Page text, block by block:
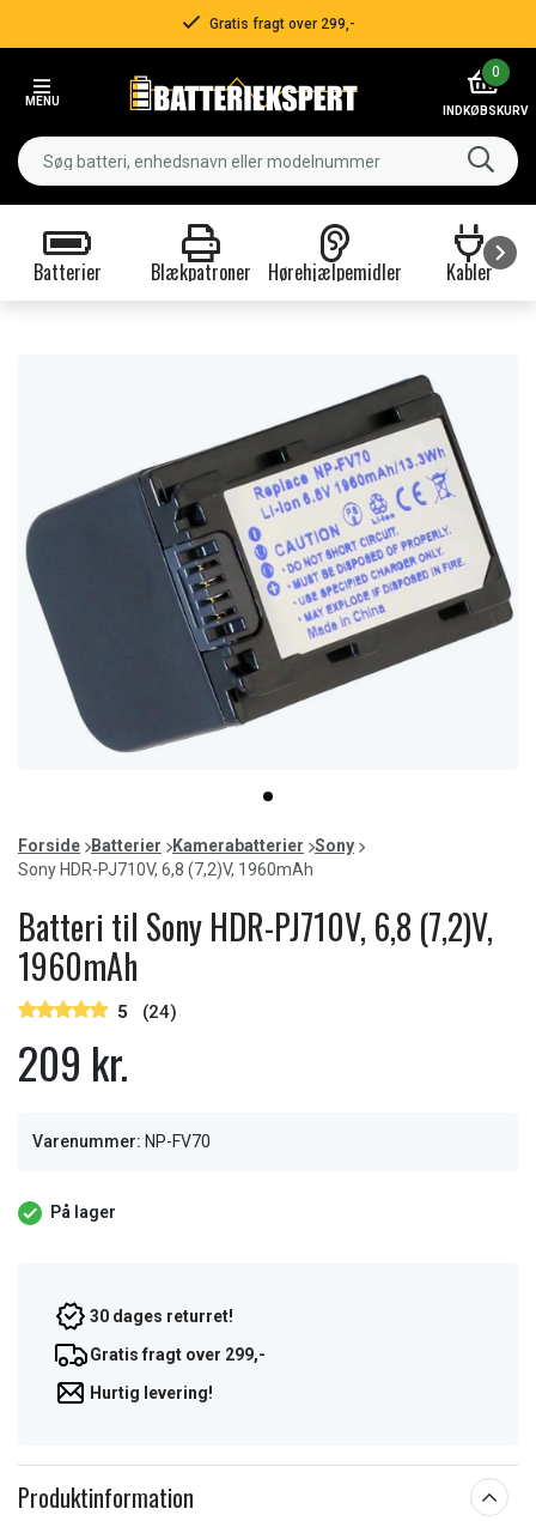
Gratis fragt over 299,-
MENU
0
INDKØBSKURV
Batterier Blækpatroner Hørehjælpemidler Kabler
item
0
of
1
Forside Batterier Kamerabatterier
Sony
Sony HDR-PJ710V, 6,8 (7,2)V, 1960mAh
Batteri til Sony HDR-PJ710V, 6,8 (7,2)V,
1960mAh
5 (24)
209 kr.
Varenummer: NP-FV70
På lager
30 dages returret!
Gratis fragt over 299,-
Hurtig levering!
Produktinformation